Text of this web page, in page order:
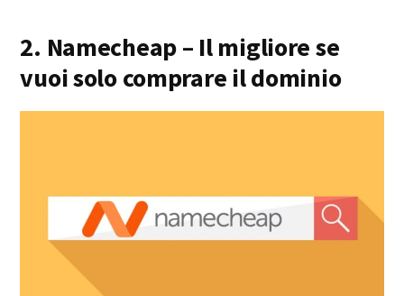
2. Namecheap – Il migliore se
vuoi solo comprare il dominio